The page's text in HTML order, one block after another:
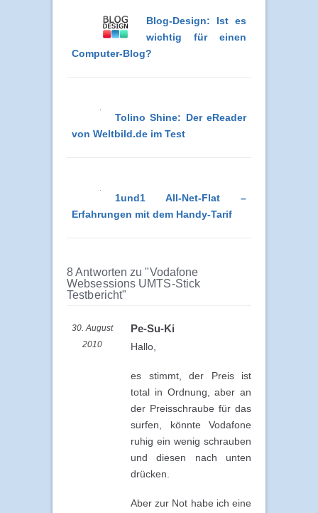
Blog-Design: Ist es
wichtig für einen
Computer-Blog?
Tolino Shine: Der eReader
von Weltbild.de im Test
1und1 All-Net-Flat –
Erfahrungen mit dem Handy-Tarif
8 Antworten zu "Vodafone
Websessions UMTS-Stick
Testbericht"
30. August
2010
Pe-Su-Ki
Hallo,
es stimmt, der Preis ist
total in Ordnung, aber an
der Preisschraube für das
surfen, könnte Vodafone
ruhig ein wenig schrauben
und diesen nach unten
drücken.
Aber zur Not habe ich eine